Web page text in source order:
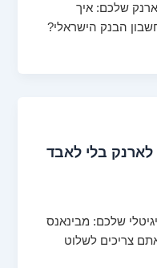
שלכם: איך
הבנק הישראלי?
בלי לאבד
שלכם: מבינאנס
צריכים לשלוט